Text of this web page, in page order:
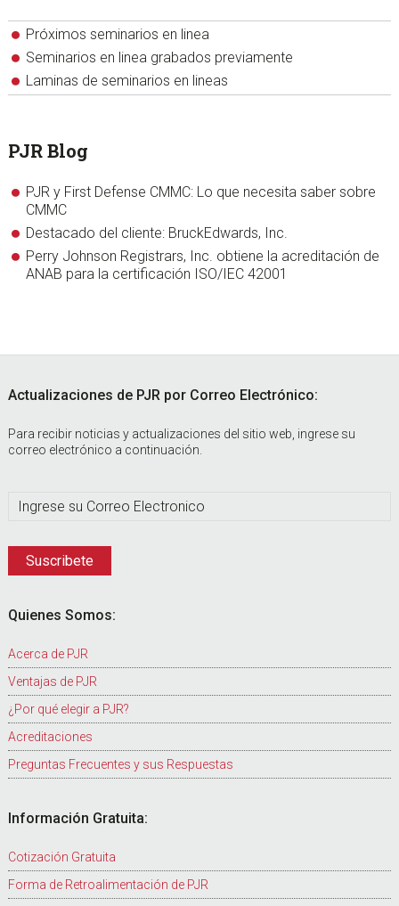
Próximos seminarios en linea
Seminarios en linea grabados previamente
Laminas de seminarios en lineas
PJR Blog
PJR y First Defense CMMC: Lo que necesita saber sobre
CMMC
Destacado del cliente: BruckEdwards, Inc.
Perry Johnson Registrars, Inc. obtiene la acreditación de
ANAB para la certificación ISO/IEC 42001
Footer
Actualizaciones de PJR por Correo Electrónico:
Para recibir noticias y actualizaciones del sitio web, ingrese su
correo electrónico a continuación.
Quienes Somos:
Acerca de PJR
Ventajas de PJR
¿Por qué elegir a PJR?
Acreditaciones
Preguntas Frecuentes y sus Respuestas
Información Gratuita:
Cotización Gratuita
Forma de Retroalimentación de PJR